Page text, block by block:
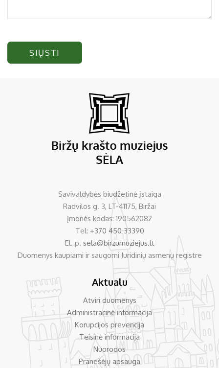
SIŲSTI
Savivaldybės biudžetinė įstaiga
Radvilos g. 3, LT-41175, Biržai
Įmonės kodas: 190562082
Tel: +370 450 33390
El. p. sela@birzumuziejus.lt
Duomenys kaupiami ir saugomi Juridinių asmenų registre
Aktualu
Atviri duomenys
Administracinė informacija
Korupcijos prevencija
Teisinė informacija
Nuorodos
Pranešėjų apsauga